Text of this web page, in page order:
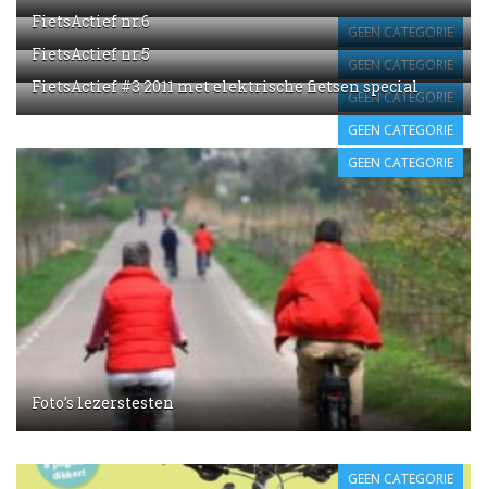
GEEN CATEGORIE
FietsActief nr.6
GEEN CATEGORIE
FietsActief nr.5
GEEN CATEGORIE
FietsActief #3 2011 met elektrische fietsen special
GEEN CATEGORIE
Foto’s lezerstesten
GEEN CATEGORIE
GEEN CATEGORIE